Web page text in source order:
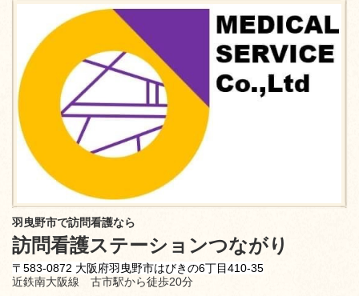
羽曳野市で訪問看護なら
訪問看護ステーションつながり
〒583-0872 大阪府羽曳野市はびきの6丁目410-35
近鉄南大阪線 古市駅から徒歩20分